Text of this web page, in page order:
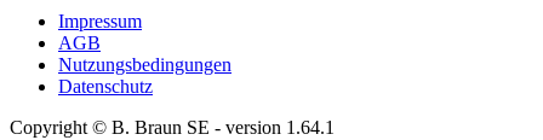
Impressum
AGB
Nutzungsbedingungen
Datenschutz
Copyright © B. Braun SE - version 1.64.1